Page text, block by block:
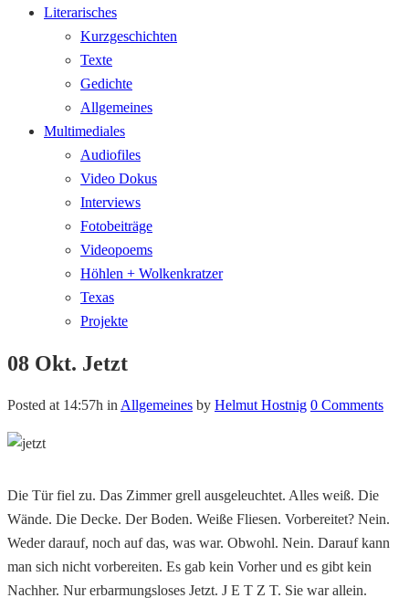
Literarisches
Kurzgeschichten
Texte
Gedichte
Allgemeines
Multimediales
Audiofiles
Video Dokus
Interviews
Fotobeiträge
Videopoems
Höhlen + Wolkenkratzer
Texas
Projekte
08 Okt. Jetzt
Posted at 14:57h in Allgemeines by Helmut Hostnig 0 Comments
Die Tür fiel zu. Das Zimmer grell ausgeleuchtet. Alles weiß. Die
Wände. Die Decke. Der Boden. Weiße Fliesen. Vorbereitet? Nein.
Weder darauf, noch auf das, was war. Obwohl. Nein. Darauf kann
man sich nicht vorbereiten. Es gab kein Vorher und es gibt kein
Nachher. Nur erbarmungsloses Jetzt. J E T Z T. Sie war allein.